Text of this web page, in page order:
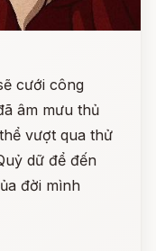
cưới công
âm mưu thủ
vượt qua thử
dữ để đến
đời mình